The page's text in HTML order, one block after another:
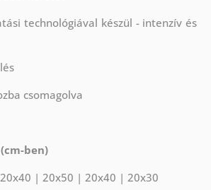
technológiával készül - intenzív és
csomagolva
ben)
| 20x50 | 20x40 | 20x30